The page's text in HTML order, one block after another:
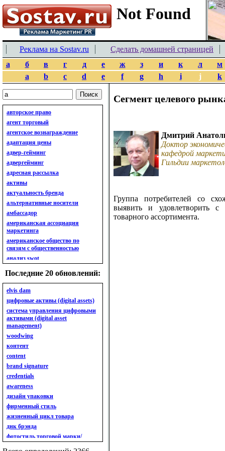
Реклама на Sostav.ru
Сделать домашней страницей
а
б в г д е ж з и к л
м
a
b c d e f g h i j k
авторское право
агент торговый
агентское вознаграждение
адаптация цены
адвер-гейминг
адвергейминг
адресная рассылка
активы
актуальность бренда
альтернативные носители
амбассадор
американская ассоциация
маркетинга
американское общество по
связям с общественностью
анализ swot
анализ бизнес-портфеля
анализ имиджа
анализ кластерный
анализ конкурентов
анализ кросс-культурных
особенностей
анализ мак кинси «7s»
анализ макросистемы
анализ маркетинговый
анализ рынка
анализ ситуационный
анализ экспертный
индивидуальный
анкета
ассортимент
ассортимент товарный.
планирование товарного
ассортимента
ассортимент. глубина
Последние 20 обновлений:
elvis dam
цифровые активы (digital assets)
система управления цифровыми
активами (digital asset
management)
woodwing
контент
content
brand signature
credentials
awareness
дизайн упаковки
фирменный стиль
жизненный цикл товара
днк брэнда
фотостиль торговой марки/
линейки продукции
Сегмент целевого
Дмитрий
Доктор
кафедрой
Гильдии
Группа потребителей со
выявить и удовлетворить
товарного ассортимента.